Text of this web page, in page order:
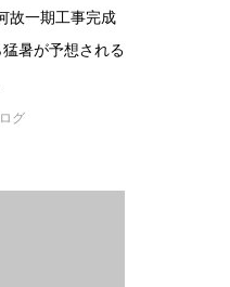
故一期工事完成
暑が予想される
グ